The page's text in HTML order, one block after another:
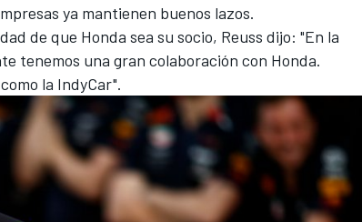
ya mantienen buenos lazos.
de que Honda sea su socio, Reuss dijo: "En la
tenemos una gran colaboración con Honda.
la IndyCar".